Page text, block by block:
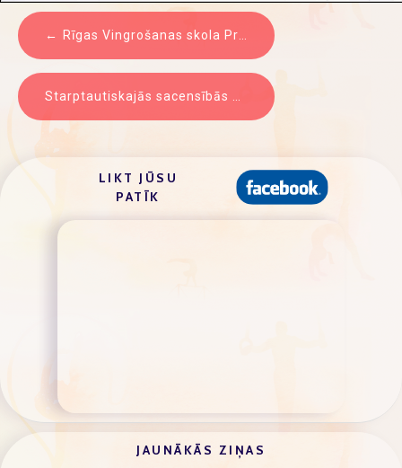
ZIŅU
IZVĒLNE
Rīgas Vingrošanas skola Profesionālās ievirzes Speciālās fiziskās sagatavošanas sacensības REZULTĀTI
LIKT JŪSU
PATĪK
JAUNĀKĀS ZIŅAS